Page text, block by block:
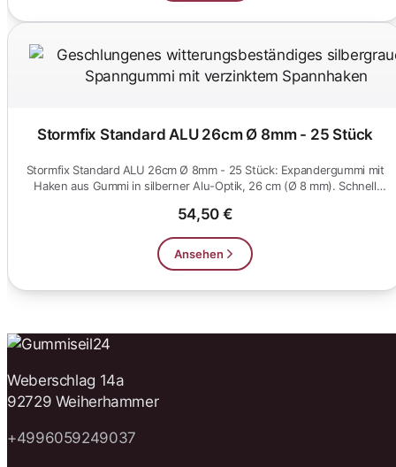
Stormfix Standard ALU 26cm Ø 8mm - 25 Stück
Stormfix Standard ALU 26cm Ø 8mm - 25 Stück: Expandergummi mit
Haken aus Gummi in silberner Alu-Optik, 26 cm (Ø 8 mm). Schnell
54,50 €
Ansehen
Weberschlag 14a
92729 Weiherhammer
+4996059249037